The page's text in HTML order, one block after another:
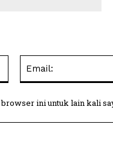
ini untuk lain kali